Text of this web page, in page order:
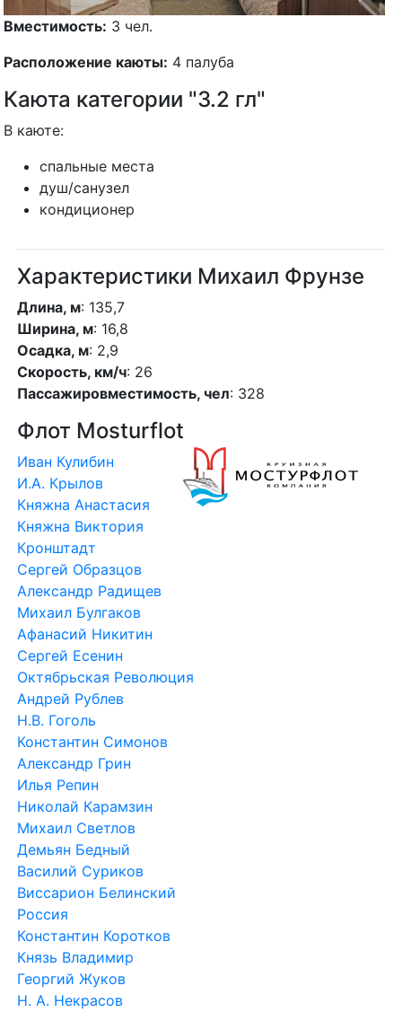
Вместимость: 3 чел.
Расположение каюты: 4 палуба
Каюта категории "3.2 гл"
В каюте:
спальные места
душ/санузел
кондиционер
Характеристики Михаил Фрунзе
Длина, м: 135,7
Ширина, м: 16,8
Осадка, м: 2,9
Скорость, км/ч: 26
Пассажировместимость, чел: 328
Флот Mosturflot
Иван Кулибин
И.А. Крылов
Княжна Анастасия
Княжна Виктория
Кронштадт
Сергей Образцов
Александр Радищев
Михаил Булгаков
Афанасий Никитин
Сергей Есенин
Октябрьская Революция
Андрей Рублев
Н.В. Гоголь
Константин Симонов
Александр Грин
Илья Репин
Николай Карамзин
Михаил Светлов
Демьян Бедный
Василий Суриков
Виссарион Белинский
Россия
Константин Коротков
Князь Владимир
Георгий Жуков
Н. А. Некрасов